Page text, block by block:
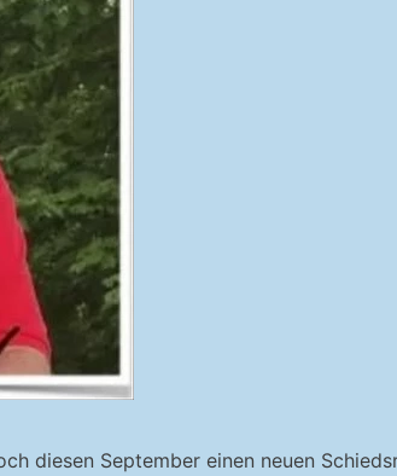
diesen September einen neuen